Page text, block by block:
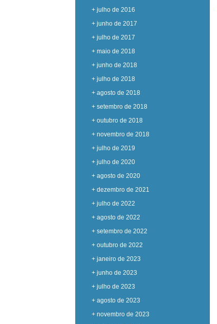
+ julho de 2016
+ junho de 2017
+ julho de 2017
+ maio de 2018
+ junho de 2018
+ julho de 2018
+ agosto de 2018
+ setembro de 2018
+ outubro de 2018
+ novembro de 2018
+ julho de 2019
+ julho de 2020
+ agosto de 2020
+ dezembro de 2021
+ julho de 2022
+ agosto de 2022
+ setembro de 2022
+ outubro de 2022
+ janeiro de 2023
+ junho de 2023
+ julho de 2023
+ agosto de 2023
+ novembro de 2023